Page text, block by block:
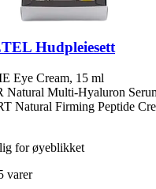
Hudpleiesett
Eye Cream, 15 ml
Natural Multi-Hyaluron
Natural Firming Peptide
for øyeblikket
varer